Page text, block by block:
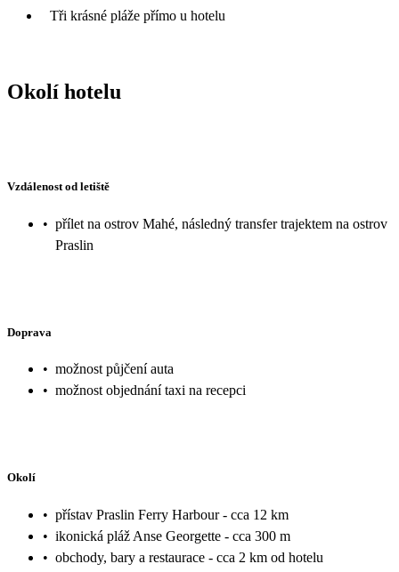
Tři krásné pláže přímo u hotelu
Okolí hotelu
Vzdálenost od letiště
• přílet na ostrov Mahé, následný transfer trajektem na ostrov
Praslin
Doprava
• možnost půjčení auta
• možnost objednání taxi na recepci
Okolí
• přístav Praslin Ferry Harbour - cca 12 km
• ikonická pláž Anse Georgette - cca 300 m
• obchody, bary a restaurace - cca 2 km od hotelu